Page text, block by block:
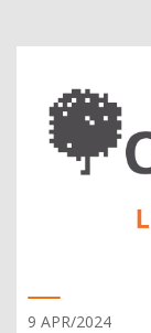
9 APR/2024